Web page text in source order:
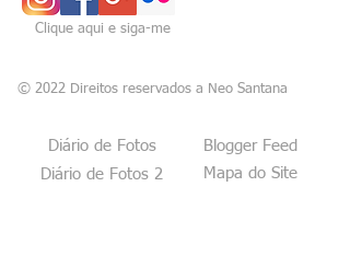
Clique aqui e siga-me
© 2022 Direitos reservados a Neo Santana
Diário de Fotos
Blogger Feed
Diário de Fotos 2
Mapa do Site